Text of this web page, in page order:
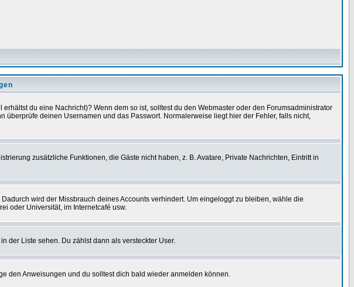
du eine Nachricht)? Wenn dem so ist, solltest du den Webmaster oder den Forumsadministrator
deinen Usernamen und das Passwort. Normalerweise liegt hier der Fehler, falls nicht,
zusätzliche Funktionen, die Gäste nicht haben, z. B. Avatare, Private Nachrichten, Eintritt in
wird der Missbrauch deines Accounts verhindert. Um eingeloggt zu bleiben, wähle die
oder Universität, im Internetcafé usw.
der Liste sehen. Du zählst dann als versteckter User.
den Anweisungen und du solltest dich bald wieder anmelden können.